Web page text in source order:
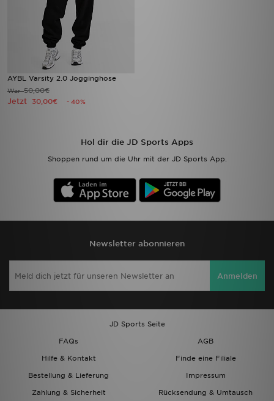
AYBL Varsity 2.0 Jogginghose
War50,00€
Jetzt 30,00€ - 40%
Hol dir die JD Sports Apps
Shoppen rund um die Uhr mit der JD Sports App.
Newsletter abonnieren
Anmelden
JD Sports Seite
FAQs
AGB
Hilfe & Kontakt
Finde eine Filiale
Bestellung & Lieferung
Impressum
Zahlung & Sicherheit
Rücksendung & Umtausch